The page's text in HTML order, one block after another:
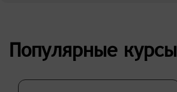
Популярные курсы